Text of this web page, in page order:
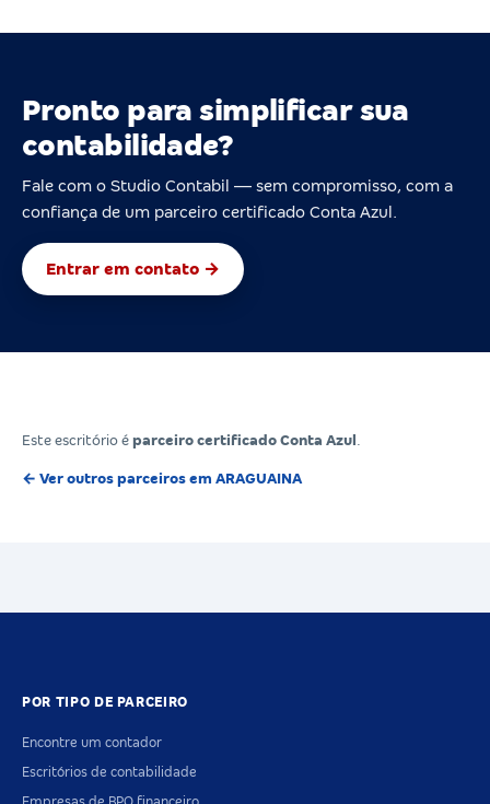
Pronto para simplificar sua
contabilidade?
Fale com o Studio Contabil — sem compromisso, com a
confiança de um parceiro certificado Conta Azul.
Entrar em contato →
Este escritório é parceiro certificado Conta Azul
← Ver outros parceiros em ARAGUAINA
POR TIPO DE PARCEIRO
Encontre um contador
Escritórios de contabilidade